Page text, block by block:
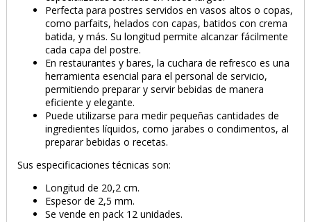
Perfecta para postres servidos en vasos altos o copas,
como parfaits, helados con capas, batidos con crema
batida, y más. Su longitud permite alcanzar fácilmente
cada capa del postre.
En restaurantes y bares, la cuchara de refresco es una
herramienta esencial para el personal de servicio,
permitiendo preparar y servir bebidas de manera
eficiente y elegante.
Puede utilizarse para medir pequeñas cantidades de
ingredientes líquidos, como jarabes o condimentos, al
preparar bebidas o recetas.
Sus especificaciones técnicas son:
Longitud de 20,2 cm.
Espesor de 2,5 mm.
Se vende en pack 12 unidades.